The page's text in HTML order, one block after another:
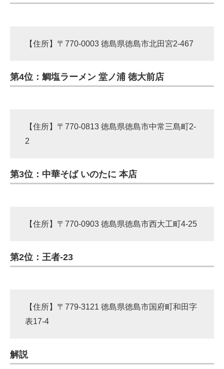
【住所】〒770-0003 徳島県徳島市北田宮2-467
第4位：鯛塩ラーメン 堂ノ浦 徳大前店
【住所】〒770-0813 徳島県徳島市中常三島町2-
2
第3位：中華そば いのたに 本店
【住所】〒770-0903 徳島県徳島市西大工町4-25
第2位：王者-23
【住所】〒779-3121 徳島県徳島市国府町和田字
表17-4
解説